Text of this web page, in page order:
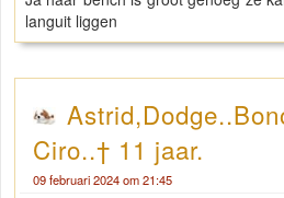
languit liggen
Ciro..† 11 jaar.
09 februari 2024 om 21:45